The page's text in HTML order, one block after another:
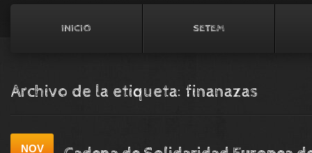
INICIO SETEM
Archivo de la etiqueta: finanazas
NOV